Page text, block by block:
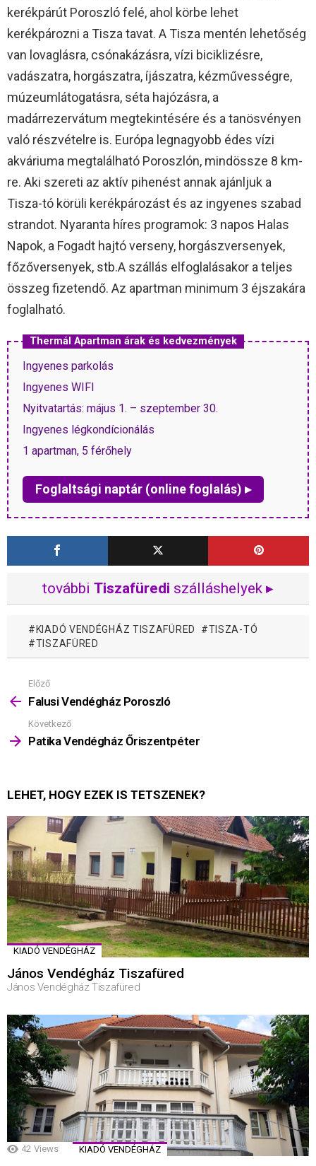
kerékpárút Poroszló felé, ahol körbe lehet
kerékpározni a Tisza tavat. A Tisza mentén lehetőség
van lovaglásra, csónakázásra, vízi biciklizésre,
vadászatra, horgászatra, íjászatra, kézművességre,
múzeumlátogatásra, séta hajózásra, a
madárrezervátum megtekintésére és a tanösvényen
való részvételre is. Európa legnagyobb édes vízi
akváriuma megtalálható Poroszlón, mindössze 8 km-
re. Aki szereti az aktív pihenést annak ajánljuk a
Tisza-tó körüli kerékpározást és az ingyenes szabad
strandot. Nyaranta híres programok: 3 napos Halas
Napok, a Fogadt hajtó verseny, horgászversenyek,
főzőversenyek, stb.A szállás elfoglalásakor a teljes
összeg fizetendő. Az apartman minimum 3 éjszakára
foglalható.
Thermál Apartman árak és kedvezmények
Ingyenes parkolás
Ingyenes WIFI
Nyitvatartás: május 1. – szeptember 30.
Ingyenes légkondícionálás
1 apartman, 5 férőhely
Foglaltsági naptár (online foglalás) ▸
további Tiszafüredi szálláshelyek ▸
KIADÓ VENDÉGHÁZ TISZAFÜRED
TISZA-TÓ
TISZAFÜRED
Mutass
többet
Előző
Falusi Vendégház Poroszló
Következő
Patika Vendégház Őriszentpéter
LEHET, HOGY EZEK IS TETSZENEK?
KIADÓ VENDÉGHÁZ
János Vendégház Tiszafüred
János Vendégház Tiszafüred
42 Views KIADÓ VENDÉGHÁZ